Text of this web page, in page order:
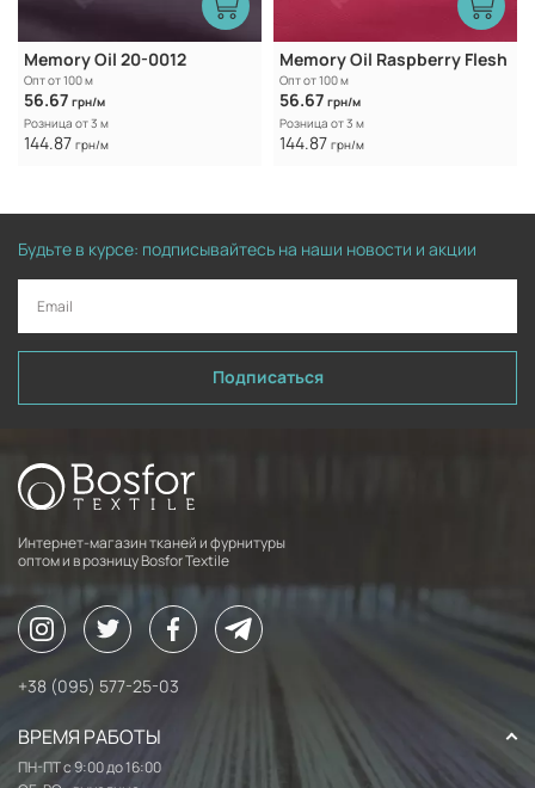
Memory Oil 20-0012
Опт от 100 м
56.67 грн/м
Розница от 3 м
144.87 грн/м
Memory Oil Raspberry Flesh
Опт от 100 м
56.67 грн/м
Розница от 3 м
144.87 грн/м
Будьте в курсе: подписывайтесь на наши новости и акции
Подписаться
Интернет-магазин тканей и фурнитуры
оптом и в розницу Bosfor Textile
+38 (095) 577-25-03
ВРЕМЯ РАБОТЫ
ПН-ПТ с 9:00 до 16:00